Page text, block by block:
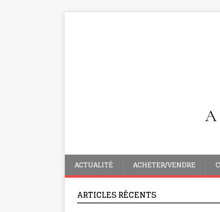
ACTUALITÉ ACHETER/VENDRE
ARTICLES RÉCENTS